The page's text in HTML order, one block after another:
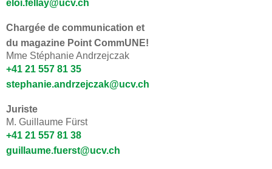
eloi.fellay@ucv.ch
Chargée de communication et
du magazine Point CommUNE!
Mme Stéphanie Andrzejczak
+41 21 557 81 35
stephanie.andrzejczak@ucv.ch
Juriste
M. Guillaume Fürst
​+41 21 557 81 38
guillaume.fuerst@ucv.ch